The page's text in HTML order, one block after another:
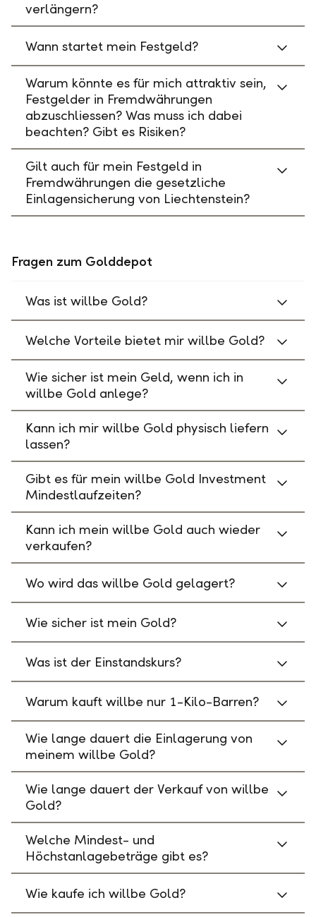
verlängern?
Wann startet mein Festgeld?
Warum könnte es für mich attraktiv sein,
Festgelder in Fremdwährungen
abzuschliessen? Was muss ich dabei
beachten? Gibt es Risiken?
Gilt auch für mein Festgeld in
Fremdwährungen die gesetzliche
Einlagensicherung von Liechtenstein?
Fragen zum Golddepot
Was ist willbe Gold?
Welche Vorteile bietet mir willbe Gold?
Wie sicher ist mein Geld, wenn ich in
willbe Gold anlege?
Kann ich mir willbe Gold physisch liefern
lassen?
Gibt es für mein willbe Gold Investment
Mindestlaufzeiten?
Kann ich mein willbe Gold auch wieder
verkaufen?
Wo wird das willbe Gold gelagert?
Wie sicher ist mein Gold?
Was ist der Einstandskurs?
Warum kauft willbe nur 1-Kilo-Barren?
Wie lange dauert die Einlagerung von
meinem willbe Gold?
Wie lange dauert der Verkauf von willbe
Gold?
Welche Mindest- und
Höchstanlagebeträge gibt es?
Wie kaufe ich willbe Gold?